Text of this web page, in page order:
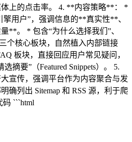
上的点击率。 4. **内容策略**： *
擎用户”，强调信息的**真实性**、
**。 * 包含“为什么选择我们”、
个核心板块，自然植入内部链接
板块，直接回应用户常见疑问，
摘要”（Featured Snippets）。 5.
宣传，强调平台作为内容聚合与发
确列出 Sitemap 和 RSS 源，利于爬
码 ```html